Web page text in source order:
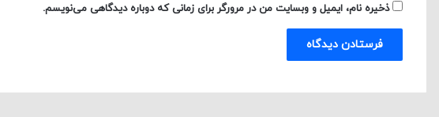
ذخیره نام، ایمیل و وبسایت من در مرورگر برای زمانی که دوباره دیدگاهی می‌نویسم.